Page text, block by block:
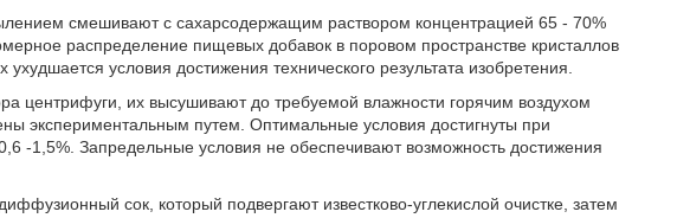
смешивают с сахарсодержащим раствором концентрацией 65 - 70%
распределение пищевых добавок в поровом пространстве кристаллов
условия достижения технического результата изобретения.
центрифуги, их высушивают до требуемой влажности горячим воздухом
экспериментальным путем. Оптимальные условия достигнуты при
-1,5%. Запредельные условия не обеспечивают возможность достижения
сок, который подвергают известково-углекислой очистке, затем